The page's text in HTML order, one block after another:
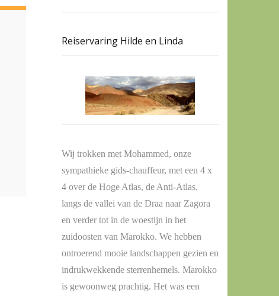
Reiservaring Hilde en Linda
Wij trokken met Mohammed, onze
sympathieke gids-chauffeur, met een 4 x
4 over de Hoge Atlas, de Anti-Atlas,
langs de vallei van de Draa naar Zagora
en verder tot in de woestijn in het
zuidoosten van Marokko. We hebben
ontroerend mooie landschappen gezien en
indrukwekkende sterrenhemels. Marokko
is gewoonweg prachtig. Het was een